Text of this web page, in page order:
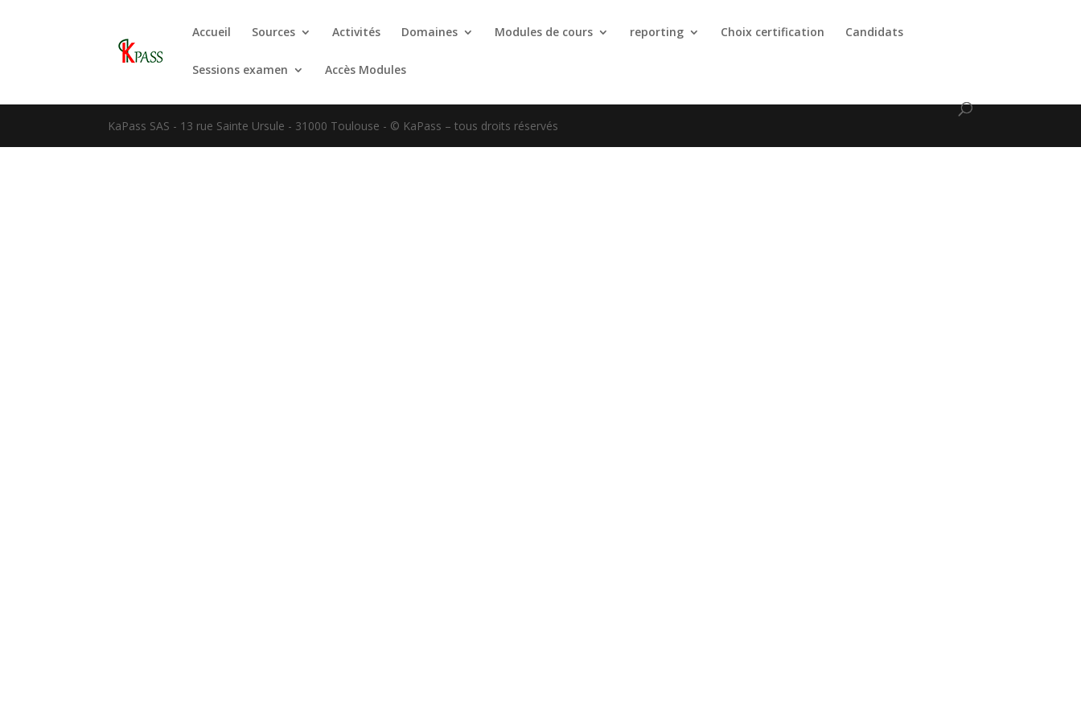
Accueil Sources Activités Domaines Modules de cours reporting Choix certification Candidats
Sessions examen Accès Modules
KaPass SAS - 13 rue Sainte Ursule - 31000 Toulouse - © KaPass – tous droits réservés